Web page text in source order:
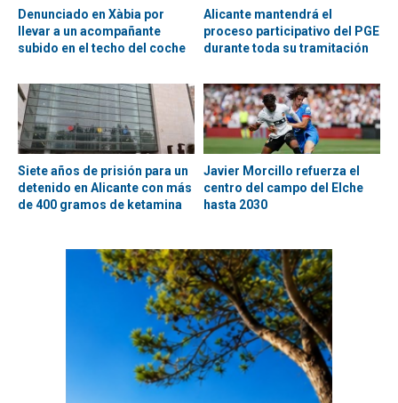
Denunciado en Xàbia por
llevar a un acompañante
subido en el techo del coche
Alicante mantendrá el
proceso participativo del PGE
durante toda su tramitación
Siete años de prisión para un
detenido en Alicante con más
de 400 gramos de ketamina
Javier Morcillo refuerza el
centro del campo del Elche
hasta 2030